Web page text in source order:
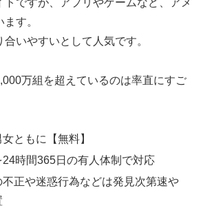
トですが、アプリやゲームなど、アメ
す。
いやすいとして人気です。
万組を超えているのは率直にすご
ともに【無料】
時間365日の有人体制で対応
正や迷惑行為などは発見次第速や